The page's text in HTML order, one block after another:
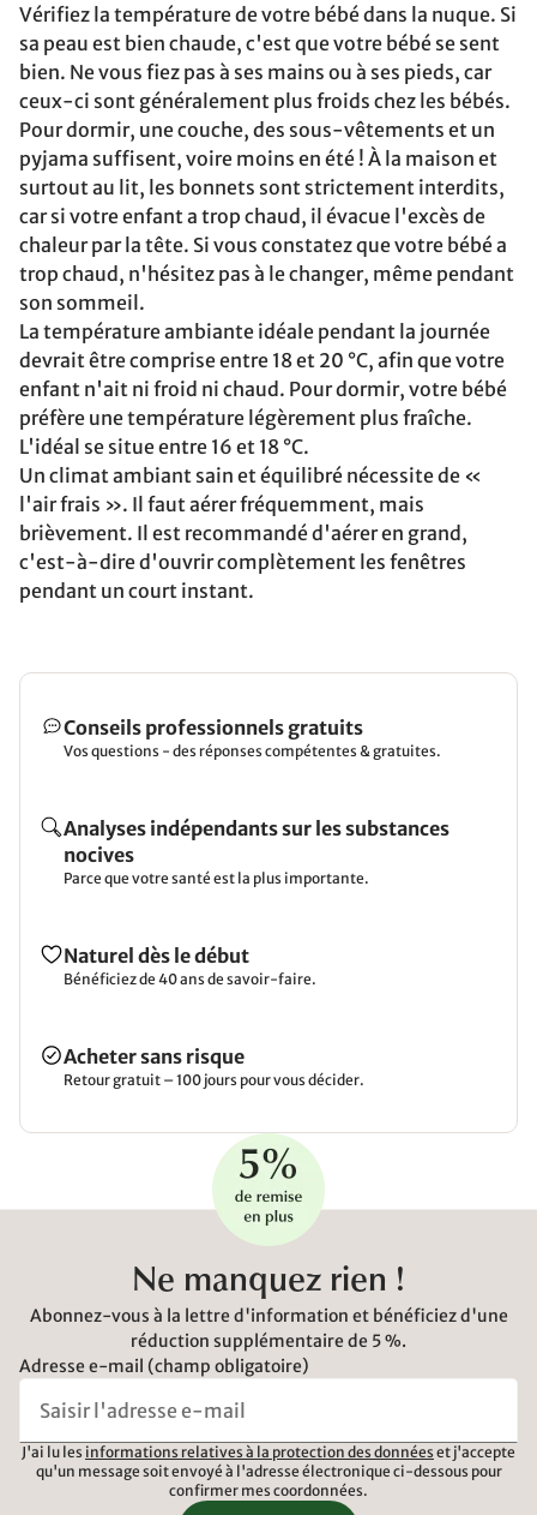
Vérifiez la température de votre bébé dans la nuque. Si
sa peau est bien chaude, c'est que votre bébé se sent
bien. Ne vous fiez pas à ses mains ou à ses pieds, car
ceux-ci sont généralement plus froids chez les bébés.
Pour dormir, une couche, des sous-vêtements et un
pyjama suffisent, voire moins en été ! À la maison et
surtout au lit, les bonnets sont strictement interdits,
car si votre enfant a trop chaud, il évacue l'excès de
chaleur par la tête. Si vous constatez que votre bébé a
trop chaud, n'hésitez pas à le changer, même pendant
son sommeil.
La température ambiante idéale pendant la journée
devrait être comprise entre 18 et 20 °C, afin que votre
enfant n'ait ni froid ni chaud. Pour dormir, votre bébé
préfère une température légèrement plus fraîche.
L'idéal se situe entre 16 et 18 °C.
Un climat ambiant sain et équilibré nécessite de «
l'air frais ». Il faut aérer fréquemment, mais
brièvement. Il est recommandé d'aérer en grand,
c'est-à-dire d'ouvrir complètement les fenêtres
pendant un court instant.
Conseils professionnels gratuits
Vos questions - des réponses compétentes & gratuites.
Analyses indépendants sur les substances
nocives
Parce que votre santé est la plus importante.
Naturel dès le début
Bénéficiez de 40 ans de savoir-faire.
Acheter sans risque
Retour gratuit – 100 jours pour vous décider.
Ne manquez rien !
Abonnez-vous à la lettre d'information et bénéficiez d'une
réduction supplémentaire de 5 %.
Adresse e-mail (champ obligatoire)
J'ai lu les informations relatives à la protection des données et j'accepte
qu'un message soit envoyé à l'adresse électronique ci-dessous pour
confirmer mes coordonnées.